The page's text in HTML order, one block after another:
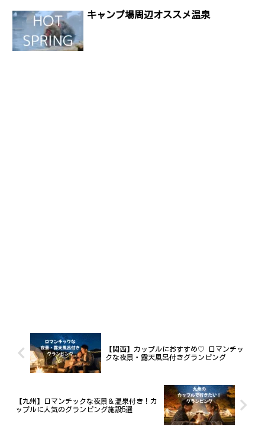
キャンプ場周辺オススメ温泉
【関西】カップルにおすすめ♡ ロマンチッ
クな夜景・露天風呂付きグランピング
【九州】ロマンチックな夜景＆温泉付き！カ
ップルに人気のグランピング施設5選